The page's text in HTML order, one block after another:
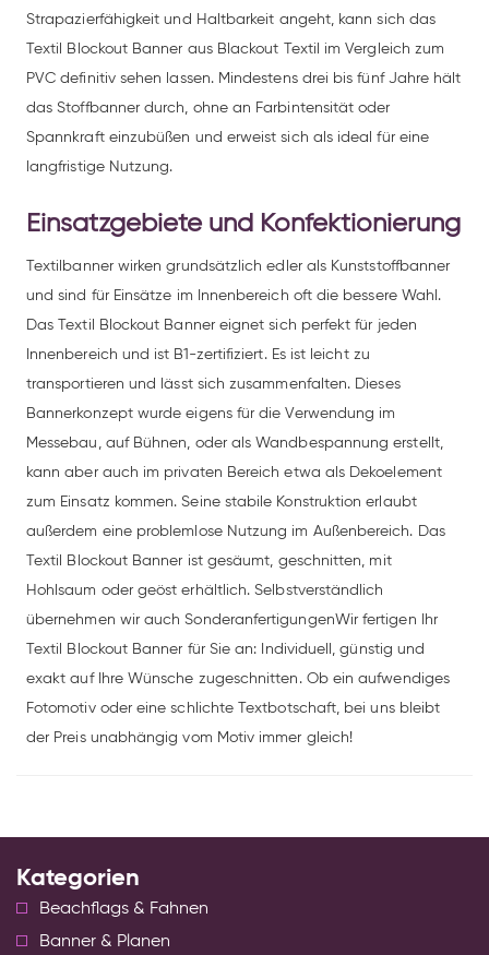
Strapazierfähigkeit und Haltbarkeit angeht, kann sich das
Textil Blockout Banner aus Blackout Textil im Vergleich zum
PVC definitiv sehen lassen. Mindestens drei bis fünf Jahre hält
das Stoffbanner durch, ohne an Farbintensität oder
Spannkraft einzubüßen und erweist sich als ideal für eine
langfristige Nutzung.
Einsatzgebiete und Konfektionierung
Textilbanner wirken grundsätzlich edler als Kunststoffbanner
und sind für Einsätze im Innenbereich oft die bessere Wahl.
Das Textil Blockout Banner eignet sich perfekt für jeden
Innenbereich und ist B1-zertifiziert. Es ist leicht zu
transportieren und lässt sich zusammenfalten. Dieses
Bannerkonzept wurde eigens für die Verwendung im
Messebau, auf Bühnen, oder als Wandbespannung erstellt,
kann aber auch im privaten Bereich etwa als Dekoelement
zum Einsatz kommen. Seine stabile Konstruktion erlaubt
außerdem eine problemlose Nutzung im Außenbereich. Das
Textil Blockout Banner ist gesäumt, geschnitten, mit
Hohlsaum oder geöst erhältlich. Selbstverständlich
übernehmen wir auch SonderanfertigungenWir fertigen Ihr
Textil Blockout Banner für Sie an: Individuell, günstig und
exakt auf Ihre Wünsche zugeschnitten. Ob ein aufwendiges
Fotomotiv oder eine schlichte Textbotschaft, bei uns bleibt
der Preis unabhängig vom Motiv immer gleich!
Kategorien
Beachflags & Fahnen
Banner & Planen